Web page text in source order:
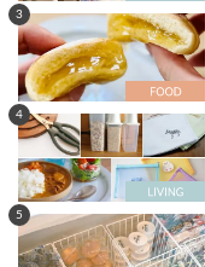
3
4
5